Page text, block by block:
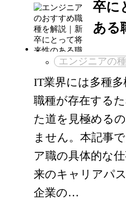
卒に
ある
エンジニアの
IT業界には多種
職種が存在する
た道を見極める
ません。本記事
ア職の具体的な
来のキャリアパ
企業の…